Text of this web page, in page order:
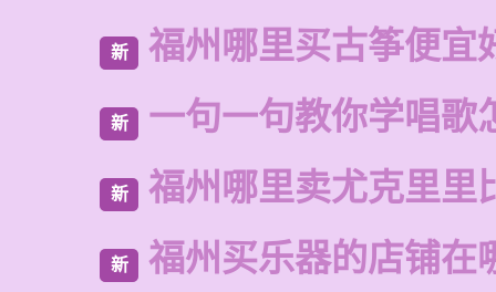
新 福州哪里买古筝便宜
新 一句一句教你学唱歌
新 福州哪里卖尤克里里
新 福州买乐器的店铺在